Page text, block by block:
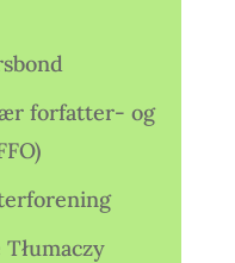
forfatter- og